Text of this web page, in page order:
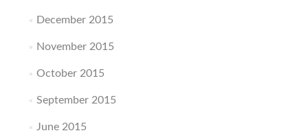
December 2015
November 2015
October 2015
September 2015
June 2015